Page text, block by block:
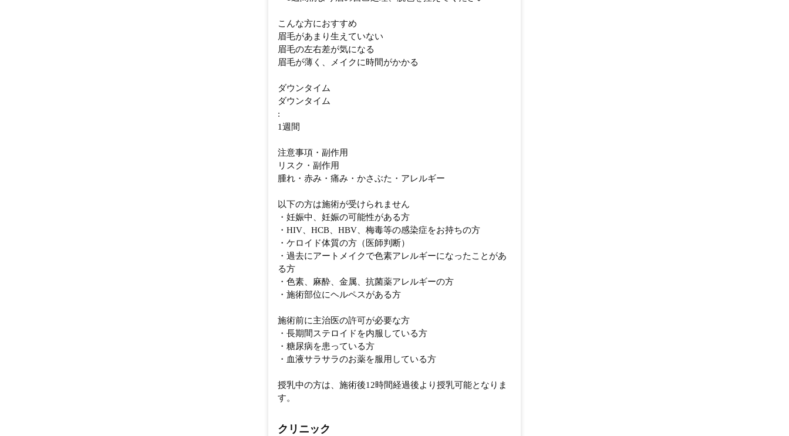
こんな方におすすめ
眉毛があまり生えていない
眉毛の左右差が気になる
眉毛が薄く、メイクに時間がかかる
ダウンタイム
ダウンタイム
:
1週間
注意事項・副作用
リスク・副作用
腫れ・赤み・痛み・かさぶた・アレルギー
以下の方は施術が受けられません
・妊娠中、妊娠の可能性がある方
・HIV、HCB、HBV、梅毒等の感染症をお持ちの方
・ケロイド体質の方（医師判断）
・過去にアートメイクで色素アレルギーになったことがあ
る方
・色素、麻酔、金属、抗菌薬アレルギーの方
・施術部位にヘルペスがある方
施術前に主治医の許可が必要な方
・長期間ステロイドを内服している方
・糖尿病を患っている方
・血液サラサラのお薬を服用している方
授乳中の方は、施術後12時間経過後より授乳可能となりま
す。
クリニック